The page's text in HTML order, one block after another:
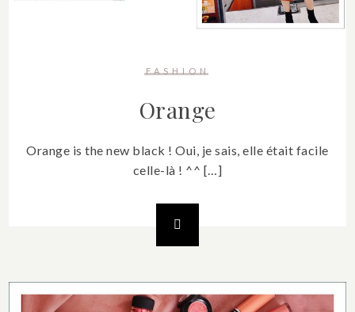
FASHION
Orange
Orange is the new black ! Oui, je sais, elle était facile
celle-là ! ^^ […]